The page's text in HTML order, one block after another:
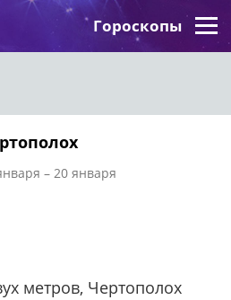
Гороскопы
– 20 января
метров, Чертополох